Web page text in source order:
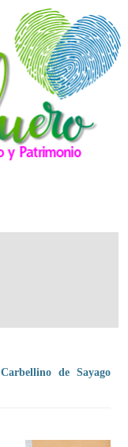
Carbellino de Sayago